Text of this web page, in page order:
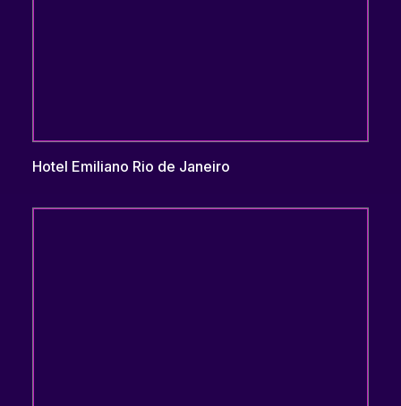
Hotel Emiliano Rio de Janeiro